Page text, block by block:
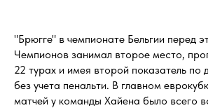
"Брюгге" в чемпионате Бельгии перед
Чемпионов занимал второе место,
22 турах и имея второй показатель по
без учета пенальти. В главном
матчей у команды Хайена было всего